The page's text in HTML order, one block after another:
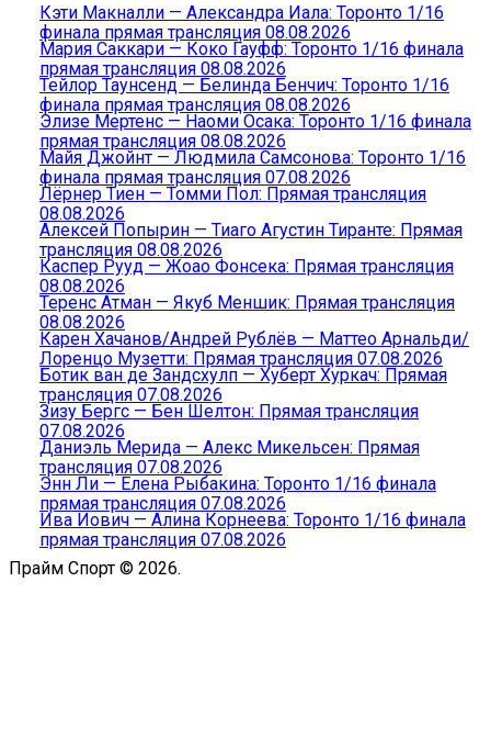
Кэти Макналли — Александра Иала: Торонто 1/16
финала прямая трансляция 08.08.2026
Мария Саккари — Коко Гауфф: Торонто 1/16 финала
прямая трансляция 08.08.2026
Тейлор Таунсенд — Белинда Бенчич: Торонто 1/16
финала прямая трансляция 08.08.2026
Элизе Мертенс — Наоми Осака: Торонто 1/16 финала
прямая трансляция 08.08.2026
Майя Джойнт — Людмила Самсонова: Торонто 1/16
финала прямая трансляция 07.08.2026
Лёрнер Тиен — Томми Пол: Прямая трансляция
08.08.2026
Алексей Попырин — Тиаго Агустин Тиранте: Прямая
трансляция 08.08.2026
Каспер Рууд — Жоао Фонсека: Прямая трансляция
08.08.2026
Теренс Атман — Якуб Меншик: Прямая трансляция
08.08.2026
Карен Хачанов/Андрей Рублёв — Маттео Арнальди/
Лоренцо Музетти: Прямая трансляция 07.08.2026
Ботик ван де Зандсхулп — Хуберт Хуркач: Прямая
трансляция 07.08.2026
Зизу Бергс — Бен Шелтон: Прямая трансляция
07.08.2026
Даниэль Мерида — Алекс Микельсен: Прямая
трансляция 07.08.2026
Энн Ли — Елена Рыбакина: Торонто 1/16 финала
прямая трансляция 07.08.2026
Ива Йович — Алина Корнеева: Торонто 1/16 финала
прямая трансляция 07.08.2026
Прайм Спорт © 2026.